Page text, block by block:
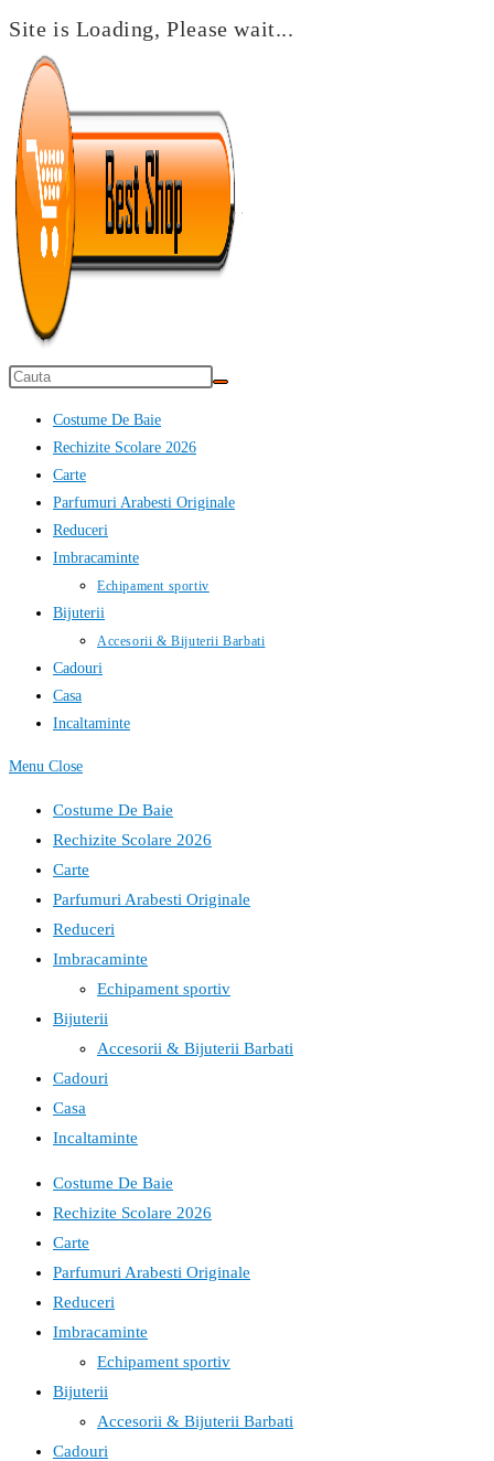
Site is Loading, Please wait...
Skip
content
Costume De Baie
Rechizite Scolare 2026
Carte
Parfumuri Arabesti Originale
Reduceri
Imbracaminte
Echipament sportiv
Bijuterii
Accesorii & Bijuterii Barbati
Cadouri
Casa
Incaltaminte
Menu Close
Costume De Baie
Rechizite Scolare 2026
Carte
Parfumuri Arabesti Originale
Reduceri
Imbracaminte
Echipament sportiv
Bijuterii
Accesorii & Bijuterii Barbati
Cadouri
Casa
Incaltaminte
Costume De Baie
Rechizite Scolare 2026
Carte
Parfumuri Arabesti Originale
Reduceri
Imbracaminte
Echipament sportiv
Bijuterii
Accesorii & Bijuterii Barbati
Cadouri